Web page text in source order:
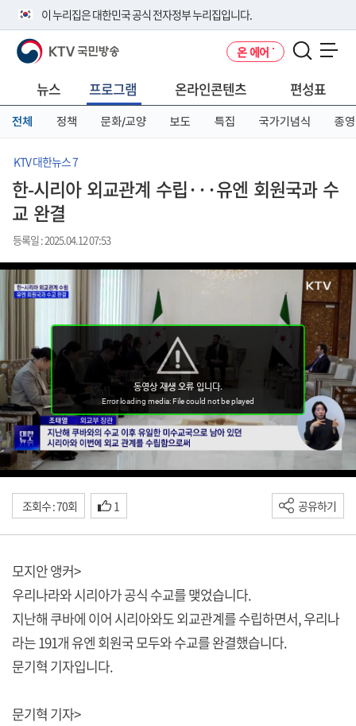
이 누리집은 대한민국 공식 전자정부 누리집입니다.
공식 누리집 주소 확인하기
니다.
이밖에 or.kr 또는 .kr등 다른 도메인 주소를 사용하고 있다면 아래 URL에
서 도메인 주소를 확인해 보세요
KTV 국민방송 온 에어
뉴스 프로그램 온라인콘텐츠 편성표
전체 정책 문화/교양 보도 특집 국가기념식 종영
KTV 대한뉴스 7
한-시리아 외교관계 수립···유엔 회원국과 수
교 완결
등록일 : 2025.04.12 07:53
조회수 : 70회 1 공유하기
모지안 앵커>
우리나라와 시리아가 공식 수교를 맺었습니다.
지난해 쿠바에 이어 시리아와도 외교관계를 수립하면서, 우리나
라는 191개 유엔 회원국 모두와 수교를 완결했습니다.
문기혁 기자입니다.
문기혁 기자>